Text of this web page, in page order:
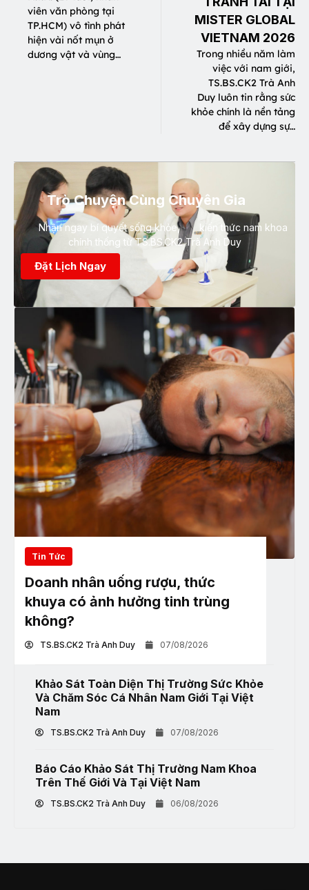
viên văn phòng tại
TP.HCM) vô tình phát
hiện vài nốt mụn ở
dương vật và vùng…
MISTER GLOBAL
VIETNAM 2026
Trong nhiều năm làm
việc với nam giới,
TS.BS.CK2 Trà Anh
Duy luôn tin rằng sức
khỏe chính là nền tảng
để xây dựng sự…
Trò Chuyện Cùng Chuyên Gia
Nhận ngay bí quyết sống khỏe, kiến thức nam khoa
chính thống từ TS.BS.CK2 Trà Anh Duy
Đặt Lịch Ngay
Tin Tức
Doanh nhân uống rượu, thức
khuya có ảnh hưởng tinh trùng
không?
TS.BS.CK2 Trà Anh Duy 07/08/2026
Khảo Sát Toàn Diện Thị Trường Sức Khỏe
Và Chăm Sóc Cá Nhân Nam Giới Tại Việt
Nam
TS.BS.CK2 Trà Anh Duy 07/08/2026
Báo Cáo Khảo Sát Thị Trường Nam Khoa
Trên Thế Giới Và Tại Việt Nam
TS.BS.CK2 Trà Anh Duy 06/08/2026